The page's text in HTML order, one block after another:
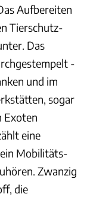
Aufbereiten
Tierschutz-
Das
-
und im
sogar
Exoten
eine
Mobilitäts-
Zwanzig
die